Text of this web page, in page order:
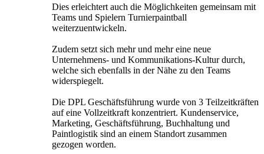
Dies erleichtert auch die Möglichkeiten gemeinsam mit
Teams und Spielern Turnierpaintball
weiterzuentwickeln.
Zudem setzt sich mehr und mehr eine neue
Unternehmens- und Kommunikations-Kultur durch,
welche sich ebenfalls in der Nähe zu den Teams
widerspiegelt.
Die DPL Geschäftsführung wurde von 3 Teilzeitkräften
auf eine Vollzeitkraft konzentriert. Kundenservice,
Marketing, Geschäftsführung, Buchhaltung und
Paintlogistik sind an einem Standort zusammen
gezogen worden.